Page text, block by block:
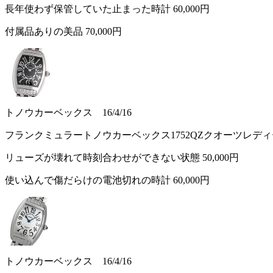
長年使わず保管していた止まった時計 60,000円
付属品ありの美品 70,000円
トノウカーベックス 16/4/16
フランクミュラートノウカーベックス1752QZクオーツレデ
リューズが壊れて時刻合わせができない状態 50,000円
使い込んで傷だらけの電池切れの時計 60,000円
トノウカーベックス 16/4/16